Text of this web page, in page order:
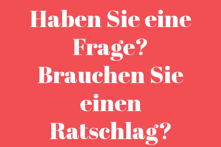
Haben Sie eine
Frage?
Brauchen Sie
einen
Ratschlag?